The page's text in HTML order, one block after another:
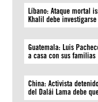
Líbano: Ataque mortal
Khalil debe
Guatemala: Luis
a casa con sus familias
China: Activista
del Dalái Lama debe